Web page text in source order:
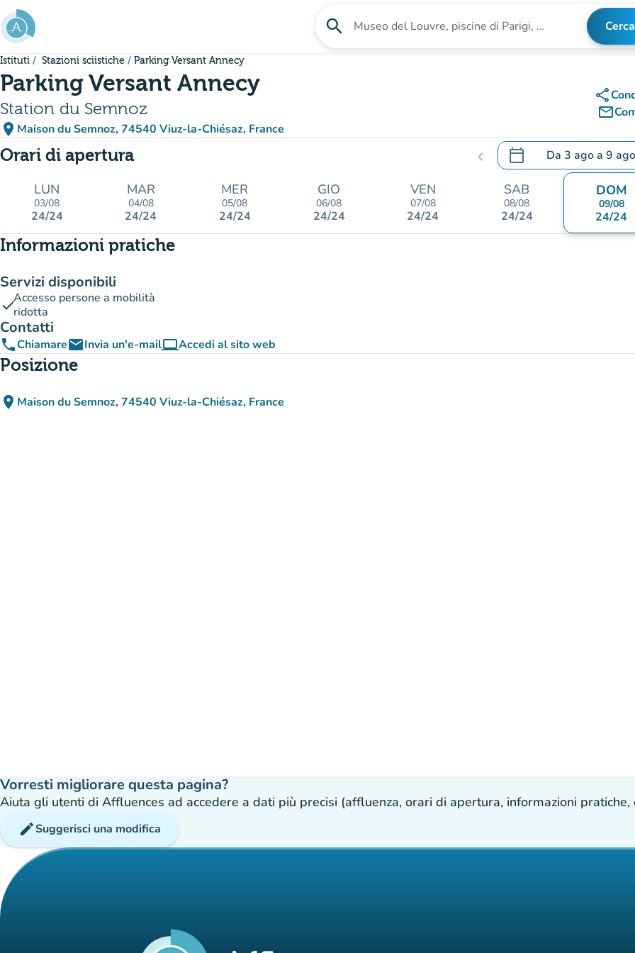
Vai al contenuto principale
search Cerca una struttura Cerca
Istituti Stazioni sciistiche Parking Versant Annecy
Parking Versant Annecy
Station du Semnoz
place Maison du Semnoz, 74540 Viuz-la-Chiésaz, France
(apri in Google Maps)
(nuova scheda)
share
mail_outline
Orari di apertura chevron_left calendar_today Da 3 agoa 9 ago
.Aprire il calendario per
LUN
03/08
24/24
MAR
04/08
24/24
MER
05/08
24/24
GIO
06/08
24/24
VEN
07/08
24/24
SAB
08/08
24/24
DOM
09/08
24/24
Informazioni pratiche
Servizi disponibili
checkAccesso persone a mobilità
ridotta
Contatti
phoneChiamareemailInvia un'e-mailcomputerAccedi al sito web
(nuova scheda)
Posizione
place Maison du Semnoz, 74540 Viuz-la-Chiésaz, France
(apri in Google Maps)
(nuova scheda)
Vorresti migliorare questa pagina?
Aiuta gli utenti di Affluences ad accedere a dati più precisi (affluenza, orari di apertura, informazioni pratiche,
editSuggerisci una modifica